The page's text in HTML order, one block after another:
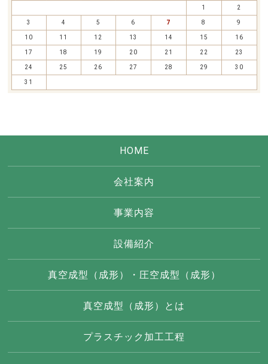
1 2
3 4 5 6 7 8 9
10 11 12 13 14 15 16
17 18 19 20 21 22 23
24 25 26 27 28 29 30
31
HOME
会社案内
事業内容
設備紹介
真空成型（成形）・圧空成型（成形）
真空成型（成形）とは
プラスチック加工工程